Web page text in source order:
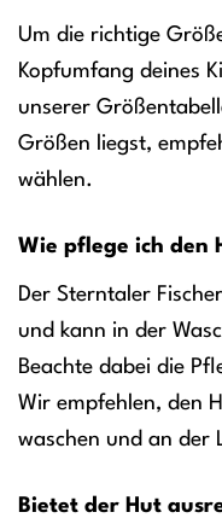
Um die richtige
Kopfumfang deines
unserer
Größen liegst,
wählen.
Wie pflege ich den
Der Sterntaler
und kann in der
Beachte dabei die
Wir empfehlen, den
waschen und an der
Bietet der Hut